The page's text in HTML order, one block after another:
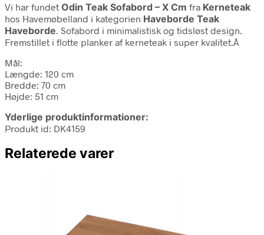
Vi har fundet Odin Teak Sofabord – X Cm fra Kerneteak
hos Havemøbelland i kategorien Haveborde Teak
Haveborde. Sofabord i minimalistisk og tidsløst design.
Fremstillet i flotte planker af kerneteak i super kvalitet.Â
Mål:
Længde: 120 cm
Bredde: 70 cm
Højde: 51 cm
Yderlige produktinformationer:
Produkt id: DK4159
Relaterede varer